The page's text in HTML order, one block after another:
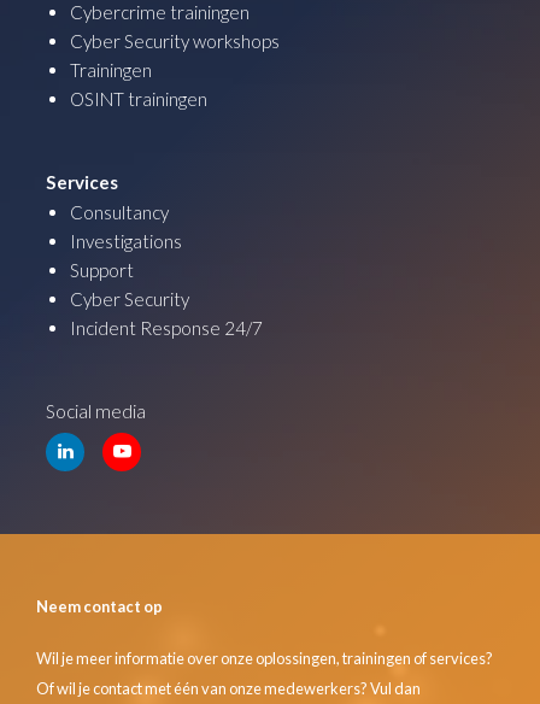
Cybercrime trainingen
Cyber Security workshops
Trainingen
OSINT trainingen
Services
Consultancy
Investigations
Support
Cyber Security
Incident Response 24/7
Social media
Neem contact op
Wil je meer informatie over onze oplossingen, trainingen of services?
Of wil je contact met één van onze medewerkers? Vul dan